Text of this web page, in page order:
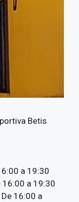
Betis
a 19:30
16:00 a 19:30
16:00 a